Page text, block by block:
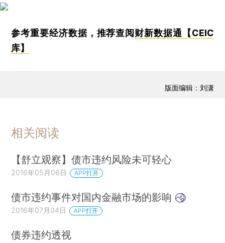
参考重要经济数据，推荐查阅财新数据通【CEIC
库】
版面编辑：刘潇
相关阅读
【舒立观察】债市违约风险未可轻心
2016年05月06日 APP打开
债市违约事件对国内金融市场的影响
2016年07月04日 APP打开
债券违约透视